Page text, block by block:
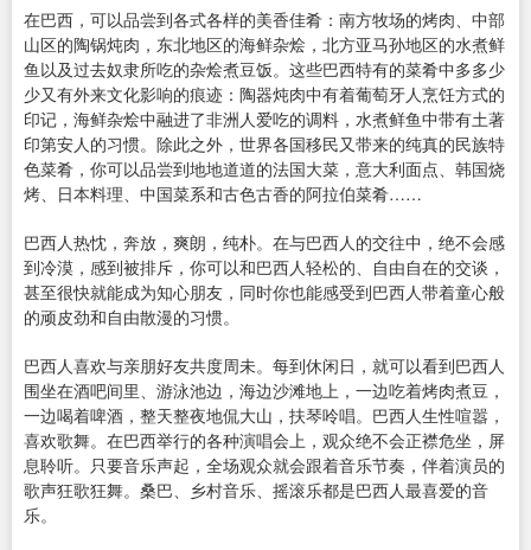
在巴西，可以品尝到各式各样的美香佳肴：南方牧场的烤肉、中部
山区的陶锅炖肉，东北地区的海鲜杂烩，北方亚马孙地区的水煮鲜
鱼以及过去奴隶所吃的杂烩煮豆饭。这些巴西特有的菜肴中多多少
少又有外来文化影响的痕迹：陶器炖肉中有着葡萄牙人烹饪方式的
印记，海鲜杂烩中融进了非洲人爱吃的调料，水煮鲜鱼中带有土著
印第安人的习惯。除此之外，世界各国移民又带来的纯真的民族特
色菜肴，你可以品尝到地地道道的法国大菜，意大利面点、韩国烧
烤、日本料理、中国菜系和古色古香的阿拉伯菜肴……
巴西人热忱，奔放，爽朗，纯朴。在与巴西人的交往中，绝不会感
到冷漠，感到被排斥，你可以和巴西人轻松的、自由自在的交谈，
甚至很快就能成为知心朋友，同时你也能感受到巴西人带着童心般
的顽皮劲和自由散漫的习惯。
巴西人喜欢与亲朋好友共度周未。每到休闲日，就可以看到巴西人
围坐在酒吧间里、游泳池边，海边沙滩地上，一边吃着烤肉煮豆，
一边喝着啤酒，整天整夜地侃大山，扶琴呤唱。巴西人生性喧嚣，
喜欢歌舞。在巴西举行的各种演唱会上，观众绝不会正襟危坐，屏
息聆听。只要音乐声起，全场观众就会跟着音乐节奏，伴着演员的
歌声狂歌狂舞。桑巴、乡村音乐、摇滚乐都是巴西人最喜爱的音
乐。